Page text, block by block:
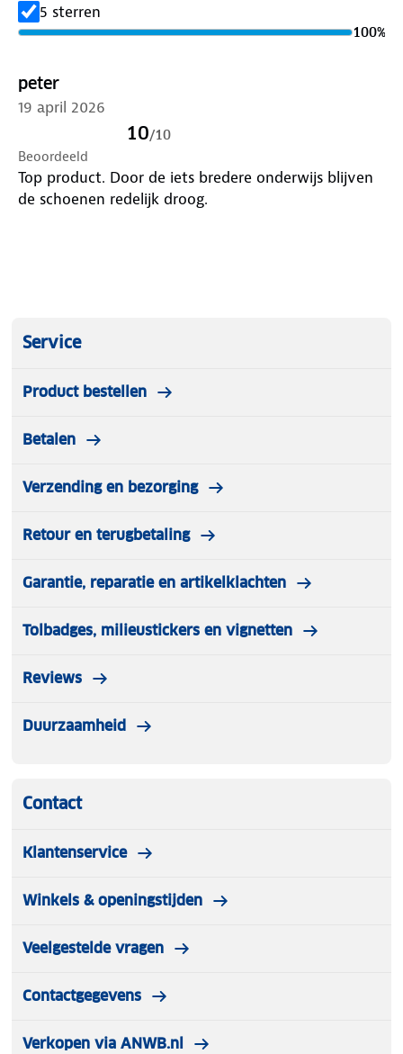
opbergzakje, zodat je hem eenvoudig kunt
5 sterren
100%
peter
19 april 2026
10/10
Beoordeeld
Top product. Door de iets bredere onderwijs blijven
de schoenen redelijk droog.
Service
Product bestellen
Betalen
Verzending en bezorging
Retour en terugbetaling
Garantie, reparatie en artikelklachten
Tolbadges, milieustickers en vignetten
Reviews
Duurzaamheid
Contact
Klantenservice
Winkels & openingstijden
Veelgestelde vragen
Contactgegevens
Verkopen via ANWB.nl